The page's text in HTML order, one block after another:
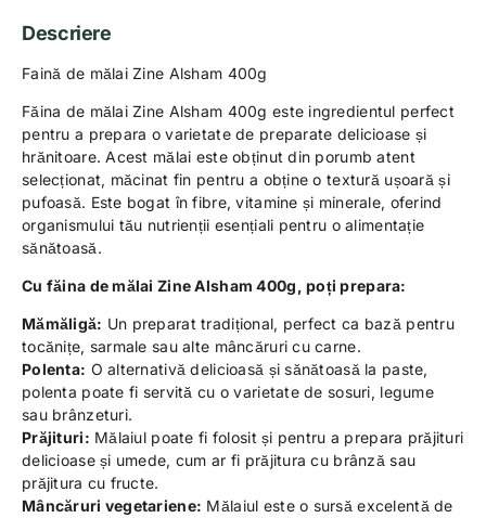
Descriere
Faină de mălai Zine Alsham 400g
Făina de mălai Zine Alsham 400g este ingredientul perfect
pentru a prepara o varietate de preparate delicioase și
hrănitoare. Acest mălai este obținut din porumb atent
selecționat, măcinat fin pentru a obține o textură ușoară și
pufoasă. Este bogat în fibre, vitamine și minerale, oferind
organismului tău nutrienții esențiali pentru o alimentație
sănătoasă.
Cu făina de mălai Zine Alsham 400g, poți prepara:
Mămăligă: Un preparat tradițional, perfect ca bază pentru
tocănițe, sarmale sau alte mâncăruri cu carne.
Polenta: O alternativă delicioasă și sănătoasă la paste,
polenta poate fi servită cu o varietate de sosuri, legume
sau brânzeturi.
Prăjituri: Mălaiul poate fi folosit și pentru a prepara prăjituri
delicioase și umede, cum ar fi prăjitura cu brânză sau
prăjitura cu fructe.
Mâncăruri vegetariene: Mălaiul este o sursă excelentă de